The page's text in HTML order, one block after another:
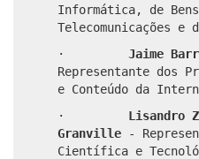
Informática, de
Telecomunicações e
·
Jaime
Representante dos
e Conteúdo da
·
Lisandro
Granville
-
Científica e